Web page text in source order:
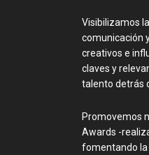
Visibilizamos
comunicación
creativos e
claves y
talento detrás
Promovemos
Awards -
fomentando la